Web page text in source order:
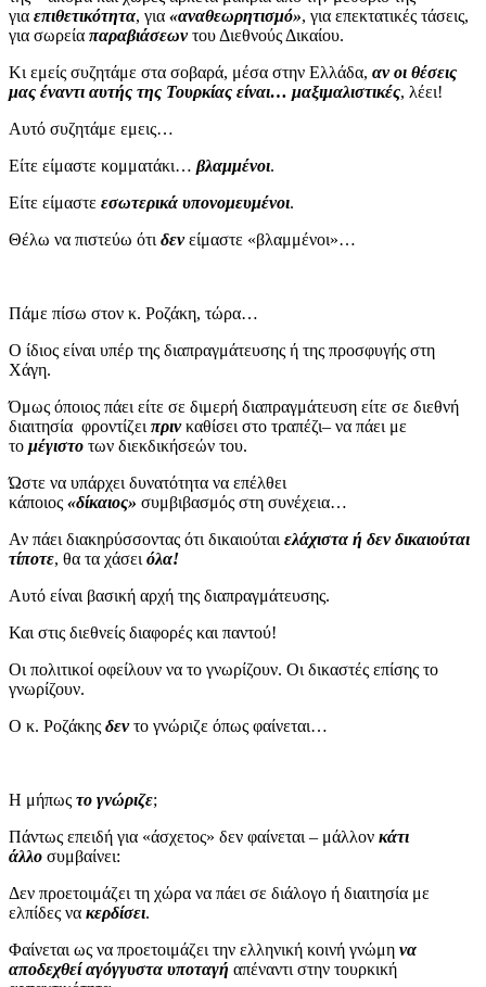
για επιθετικότητα, για «αναθεωρητισμό», για επεκτατικές τάσεις,
για σωρεία παραβιάσεωντου Διεθνούς Δικαίου.
Κι εμείς συζητάμε στα σοβαρά, μέσα στην Ελλάδα, αν οι θέσεις
μας έναντι αυτής της Τουρκίας είναι… μαξιμαλιστικές, λέει!
Αυτό συζητάμε εμεις…
Είτε είμαστε κομματάκι… βλαμμένοι.
Είτε είμαστε εσωτερικά υπονομευμένοι.
Θέλω να πιστεύω ότι δενείμαστε «βλαμμένοι»…
Πάμε πίσω στον κ. Ροζάκη, τώρα…
Ο ίδιος είναι υπέρ της διαπραγμάτευσης ή της προσφυγής στη
Χάγη.
Όμως όποιος πάει είτε σε διμερή διαπραγμάτευση είτε σε διεθνή
διαιτησία φροντίζει πρινκαθίσει στο τραπέζι– να πάει με
το μέγιστο των διεκδικήσεών του.
Ώστε να υπάρχει δυνατότητα να επέλθει
κάποιος «δίκαιος» συμβιβασμός στη συνέχεια…
Αν πάει διακηρύσσοντας ότι δικαιούται ελάχιστα ή δεν δικαιούται
τίποτε, θα τα χάσει όλα!
Αυτό είναι βασική αρχή της διαπραγμάτευσης.
Και στις διεθνείς διαφορές και παντού!
Οι πολιτικοί οφείλουν να το γνωρίζουν. Οι δικαστές επίσης το
γνωρίζουν.
Ο κ. Ροζάκης δεντο γνώριζε όπως φαίνεται…
Η μήπως το γνώριζε;
Πάντως επειδή για «άσχετος» δεν φαίνεται – μάλλον κάτι
άλλο συμβαίνει:
Δεν προετοιμάζει τη χώρα να πάει σε διάλογο ή διαιτησία με
ελπίδες να κερδίσει.
Φαίνεται ως να προετοιμάζει την ελληνική κοινή γνώμη να
αποδεχθεί αγόγγυστα υποταγή απέναντι στην τουρκική